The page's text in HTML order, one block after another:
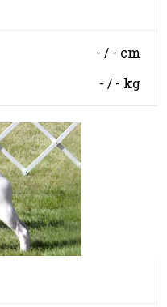
- / - cm
- / - kg